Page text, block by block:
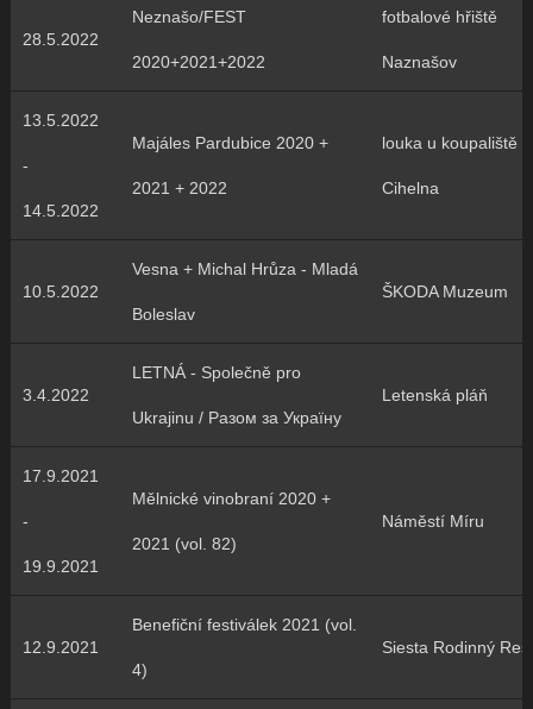
28.5.2022
Neznašo/FEST
2020+2021+2022
fotbalové hřiště
Naznašov
13.5.2022
-
14.5.2022
Majáles Pardubice 2020 +
2021 + 2022
louka u koupaliště
Cihelna
10.5.2022
Vesna + Michal Hrůza - Mladá
Boleslav
ŠKODA Muzeum
3.4.2022
LETNÁ - Společně pro
Ukrajinu / Разом за Україну
Letenská pláň
17.9.2021
-
19.9.2021
Mělnické vinobraní 2020 +
2021 (vol. 82)
Náměstí Míru
12.9.2021
Benefiční festiválek 2021 (vol.
4)
Siesta Rodinný